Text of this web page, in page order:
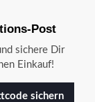
Post
sichere Dir
Einkauf!
sichern